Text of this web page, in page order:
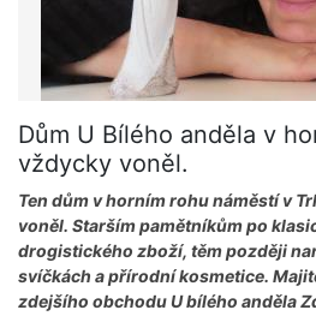
Dům U Bílého anděla v
vždycky voněl.
Ten dům v horním rohu náměstí v
voněl. Starším pamětníkům po
drogistického zboží, těm později
svíčkách a přírodní kosmetice.
zdejšího obchodu U bílého anděla